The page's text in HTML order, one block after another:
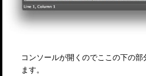
コンソールが開くのでここの下の
ます。